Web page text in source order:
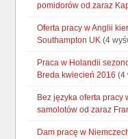
pomidorów od zaraz
Oferta pracy w Anglii
Southampton UK (4
Praca w Holandii
Breda kwiecień 2016 (4
Bez języka oferta pracy
samolotów od zaraz
Dam pracę w